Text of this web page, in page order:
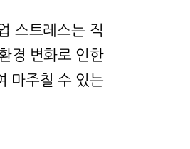
스트레스는 직
경 변화로 인한
마주칠 수 있는